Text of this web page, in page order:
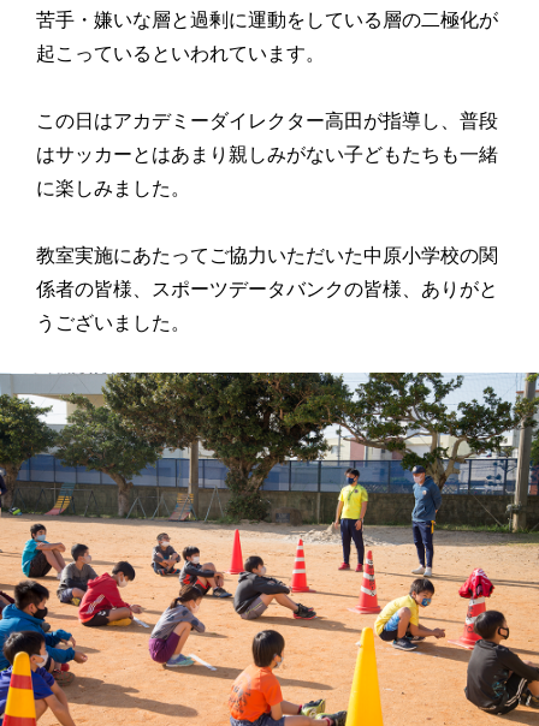
苦手・嫌いな層と過剰に運動をしている層の二極化が
起こっているといわれています。
この日はアカデミーダイレクター高田が指導し、普段
はサッカーとはあまり親しみがない子どもたちも一緒
に楽しみました。
教室実施にあたってご協力いただいた中原小学校の関
係者の皆様、スポーツデータバンクの皆様、ありがと
うございました。